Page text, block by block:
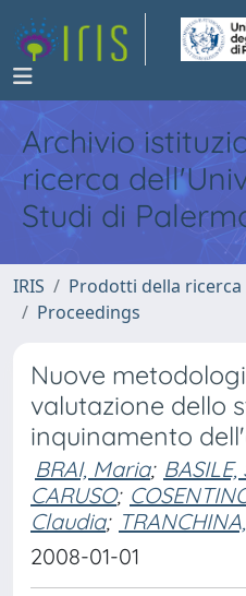
Archivio
ricerca
Studi di
IRIS Prodotti della ricerca
Proceedings
Nuove
valutazione dello
inquinamento
BRAI, Maria;
CARUSO;
Claudia;
2008-01-01